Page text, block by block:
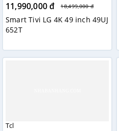
11,990,000 đ 18,499,000 đ
Smart Tivi LG 4K 49 inch 49UJ
652T
Tcl